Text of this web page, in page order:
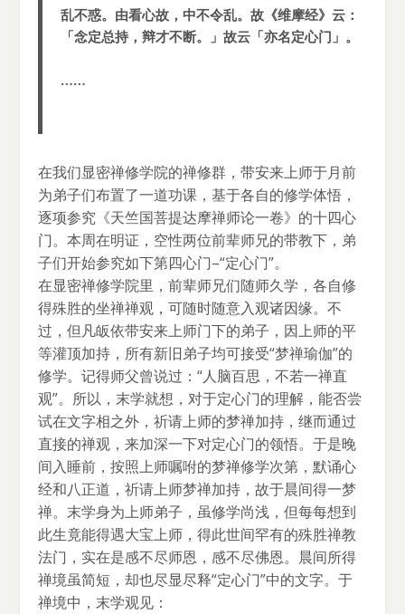
乱不惑。由看心故，中不令乱。故《维摩经》云：
「念定总持，辩才不断。」故云「亦名定心门」。
……
在我们显密禅修学院的禅修群，带安来上师于月前
为弟子们布置了一道功课，基于各自的修学体悟，
逐项参究《天竺国菩提达摩禅师论一卷》的十四心
门。本周在明证，空性两位前辈师兄的带教下，弟
子们开始参究如下第四心门–“定心门”。
在显密禅修学院里，前辈师兄们随师久学，各自修
得殊胜的坐禅禅观，可随时随意入观诸因缘。不
过，但凡皈依带安来上师门下的弟子，因上师的平
等灌顶加持，所有新旧弟子均可接受“梦禅瑜伽”的
修学。记得师父曾说过：“人脑百思，不若一禅直
观”。所以，末学就想，对于定心门的理解，能否尝
试在文字相之外，祈请上师的梦禅加持，继而通过
直接的禅观，来加深一下对定心门的领悟。于是晚
间入睡前，按照上师嘱咐的梦禅修学次第，默诵心
经和八正道，祈请上师梦禅加持，故于晨间得一梦
禅。末学身为上师弟子，虽修学尚浅，但每每想到
此生竟能得遇大宝上师，得此世间罕有的殊胜禅教
法门，实在是感不尽师恩，感不尽佛恩。晨间所得
禅境虽简短，却也尽显尽释“定心门”中的文字。于
禅境中，末学观见：